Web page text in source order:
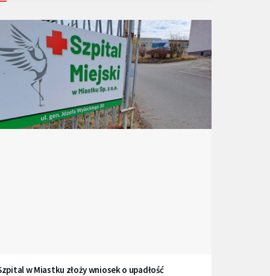
w Miastku złoży wniosek o upadłość